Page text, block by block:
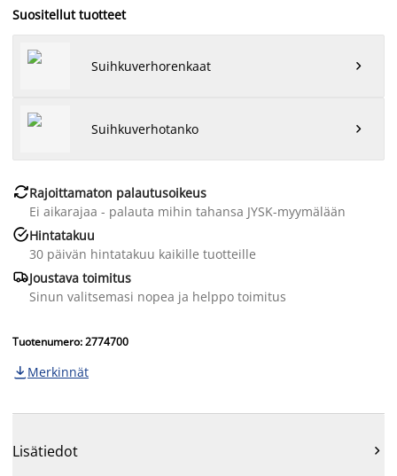
Suositellut tuotteet
Suihkuverhorenkaat 
Suihkuverhotanko 
Rajoittamaton palautusoikeus
Ei aikarajaa - palauta mihin tahansa JYSK-myymälään
Hintatakuu
30 päivän hintatakuu kaikille tuotteille
Joustava toimitus
Sinun valitsemasi nopea ja helppo toimitus
Tuotenumero: 2774700
 Merkinnät
Lisätiedot 